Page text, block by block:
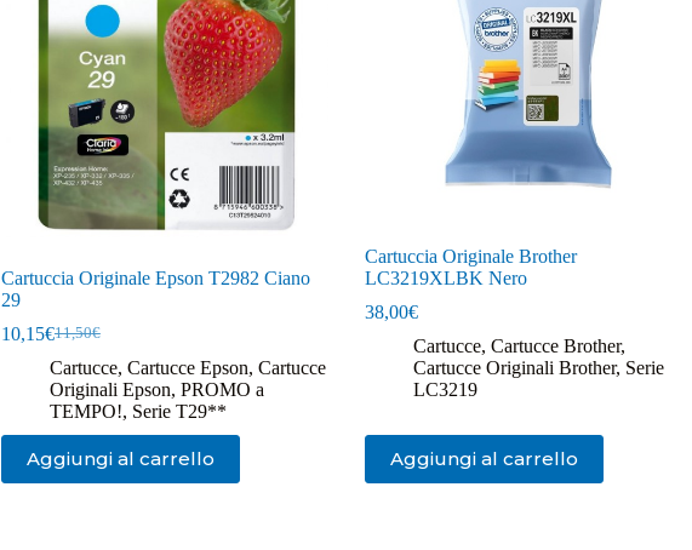
Cartuccia Originale Epson T2982 Ciano
29
11,50€
Il
prezzo
originale
era:
11,50€.
10,15€Il
prezzo
attuale
è:
10,15€.
Cartucce, Cartucce Epson, Cartucce
Originali Epson, PROMO a
TEMPO!, Serie T29**
Aggiungi al carrello
Cartuccia Originale Brother
LC3219XLBK Nero
38,00€
Cartucce, Cartucce Brother,
Cartucce Originali Brother, Serie
LC3219
Aggiungi al carrello